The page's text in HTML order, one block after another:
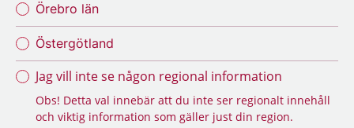
Örebro län
Östergötland
Jag vill inte se någon regional information
Obs! Detta val innebär att du inte ser regionalt innehåll
och viktig information som gäller just din region.